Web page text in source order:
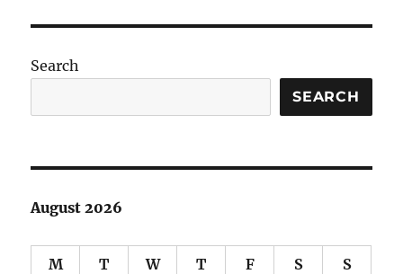
Search
SEARCH
August 2026
M T W T F S S